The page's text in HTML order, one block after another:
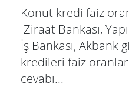
Konut kredi faiz
Ziraat Bankası,
İş Bankası, Akbank
kredileri faiz
cevabı...